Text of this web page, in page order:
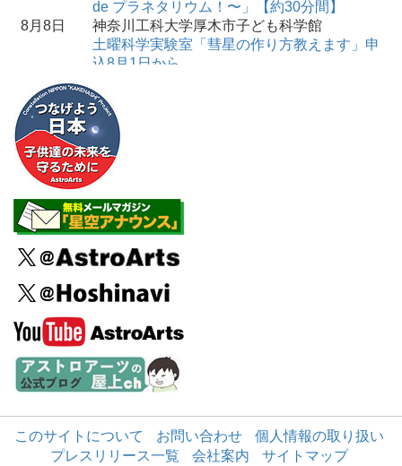
このサイトについて お問い合わせ
個人情報の取り扱い
プレスリリース一覧
会社案内 サイトマップ